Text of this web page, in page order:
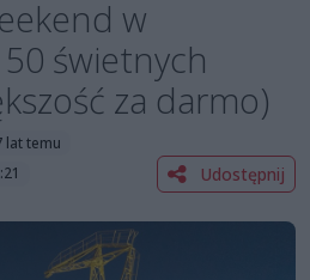
w
50 świetnych
za darmo)
lat temu
Udostępnij